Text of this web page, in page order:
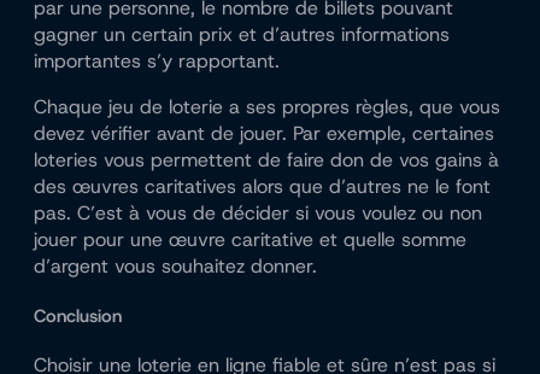
par une personne, le nombre de billets pouvant
gagner un certain prix et d’autres informations
importantes s’y rapportant.
Chaque jeu de loterie a ses propres règles, que vous
devez vérifier avant de jouer. Par exemple, certaines
loteries vous permettent de faire don de vos gains à
des œuvres caritatives alors que d’autres ne le font
pas. C’est à vous de décider si vous voulez ou non
jouer pour une œuvre caritative et quelle somme
d’argent vous souhaitez donner.
Conclusion
Choisir une loterie en ligne fiable et sûre n’est pas si